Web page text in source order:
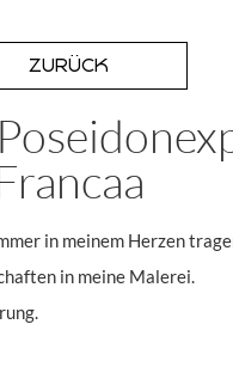
ZURÜCK
in meinem Herzen
in meine Malerei.